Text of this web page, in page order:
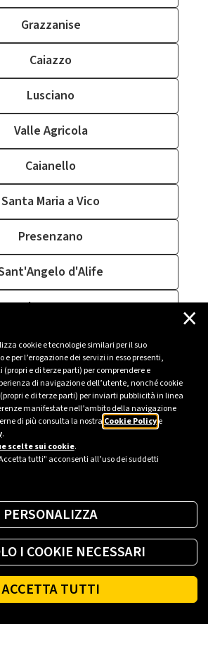
cookie e tecnologie similari per il suo
per l’erogazione dei servizi in esso presenti,
e di terze parti) per comprendere e
di navigazione dell’utente, nonché cookie
e di terze parti) per inviarti pubblicità in linea
manifestate nell’ambito della navigazione
di più consulta la nostra Cookie Policye
.
scelte sui cookie.
tutti" acconsenti all’uso dei suddetti
×
PERSONALIZZA
I COOKIE NECESSARI
ACCETTA TUTTI
di energia ovunque tu sia.
SCARICA L'APP
Grazzanise
Caiazzo
Lusciano
Valle Agricola
Caianello
Santa Maria a Vico
Presenzano
d'Alife
Campagnano
Cervino
Casal di Principe
o una PA?
soluzione più giusta per te.
una colonnina
S.p.A. Società Benefit